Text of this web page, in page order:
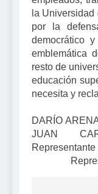
la
por la
democrático
emblemática
resto de
educación
necesita y
DARÍO
JUAN